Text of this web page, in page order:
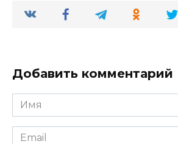
Добавить комментарий
Имя
*
Email